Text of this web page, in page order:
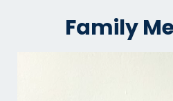
Family